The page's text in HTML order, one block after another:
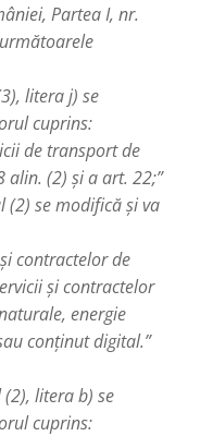
Partea I, nr.
litera j) se
cuprins:
de transport de
alin. (2) şi a art. 22;”
se modifică şi va
contractelor de
şi contractelor
energie
conţinut digital.”
litera b) se
cuprins: